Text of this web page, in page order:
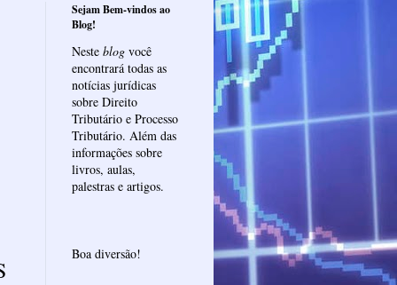
Sejam Bem-vindos ao
Blog!
Neste blog você
encontrará todas as
notícias jurídicas
sobre Direito
Tributário e Processo
Tributário. Além das
informações sobre
livros, aulas,
palestras e artigos.
Boa diversão!